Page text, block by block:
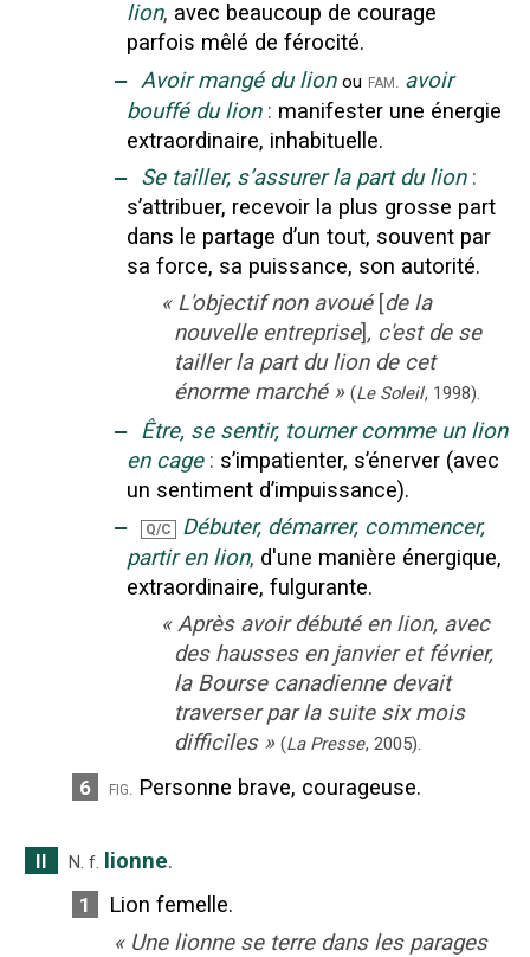
lion, avec beaucoup de courage
parfois mêlé de férocité.
‒ Avoir mangé du lion ou fam. avoir
bouffé du lion : manifester une énergie
extraordinaire, inhabituelle.
‒ Se tailler, s’assurer la part du lion :
s’attribuer, recevoir la plus grosse part
dans le partage d’un tout, souvent par
sa force, sa puissance, son autorité.
« L'objectif non avoué [de la
nouvelle entreprise], c'est de se
tailler la part du lion de cet
énorme marché » (Le Soleil, 1998).
‒ Être, se sentir, tourner comme un lion
en cage : s’impatienter, s’énerver (avec
un sentiment d’impuissance).
‒ Q/C
Débuter, démarrer, commencer,
partir en lion, d'une manière énergique,
extraordinaire, fulgurante.
« Après avoir débuté en lion, avec
des hausses en janvier et février,
la Bourse canadienne devait
traverser par la suite six mois
difficiles » (La Presse, 2005).
6 fig. Personne brave, courageuse.
II N. f. lionne.
1
Lion femelle.
« Une lionne se terre dans les parages